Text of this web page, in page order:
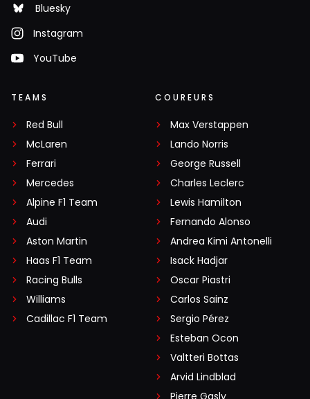
Bluesky
Instagram
YouTube
TEAMS
Red Bull
McLaren
Ferrari
Mercedes
Alpine F1 Team
Audi
Aston Martin
Haas F1 Team
Racing Bulls
Williams
Cadillac F1 Team
COUREURS
Max Verstappen
Lando Norris
George Russell
Charles Leclerc
Lewis Hamilton
Fernando Alonso
Andrea Kimi Antonelli
Isack Hadjar
Oscar Piastri
Carlos Sainz
Sergio Pérez
Esteban Ocon
Valtteri Bottas
Arvid Lindblad
Pierre Gasly